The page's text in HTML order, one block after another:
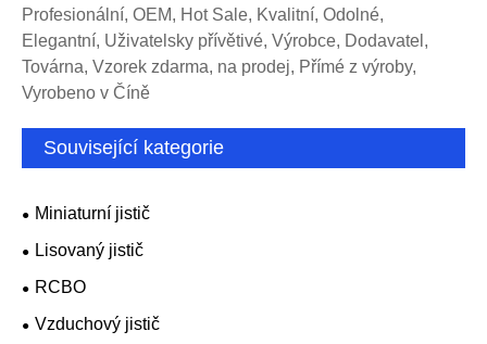
Profesionální, OEM, Hot Sale, Kvalitní, Odolné,
Elegantní, Uživatelsky přívětivé, Výrobce, Dodavatel,
Továrna, Vzorek zdarma, na prodej, Přímé z výroby,
Vyrobeno v Číně
Související kategorie
Miniaturní jistič
Lisovaný jistič
RCBO
Vzduchový jistič